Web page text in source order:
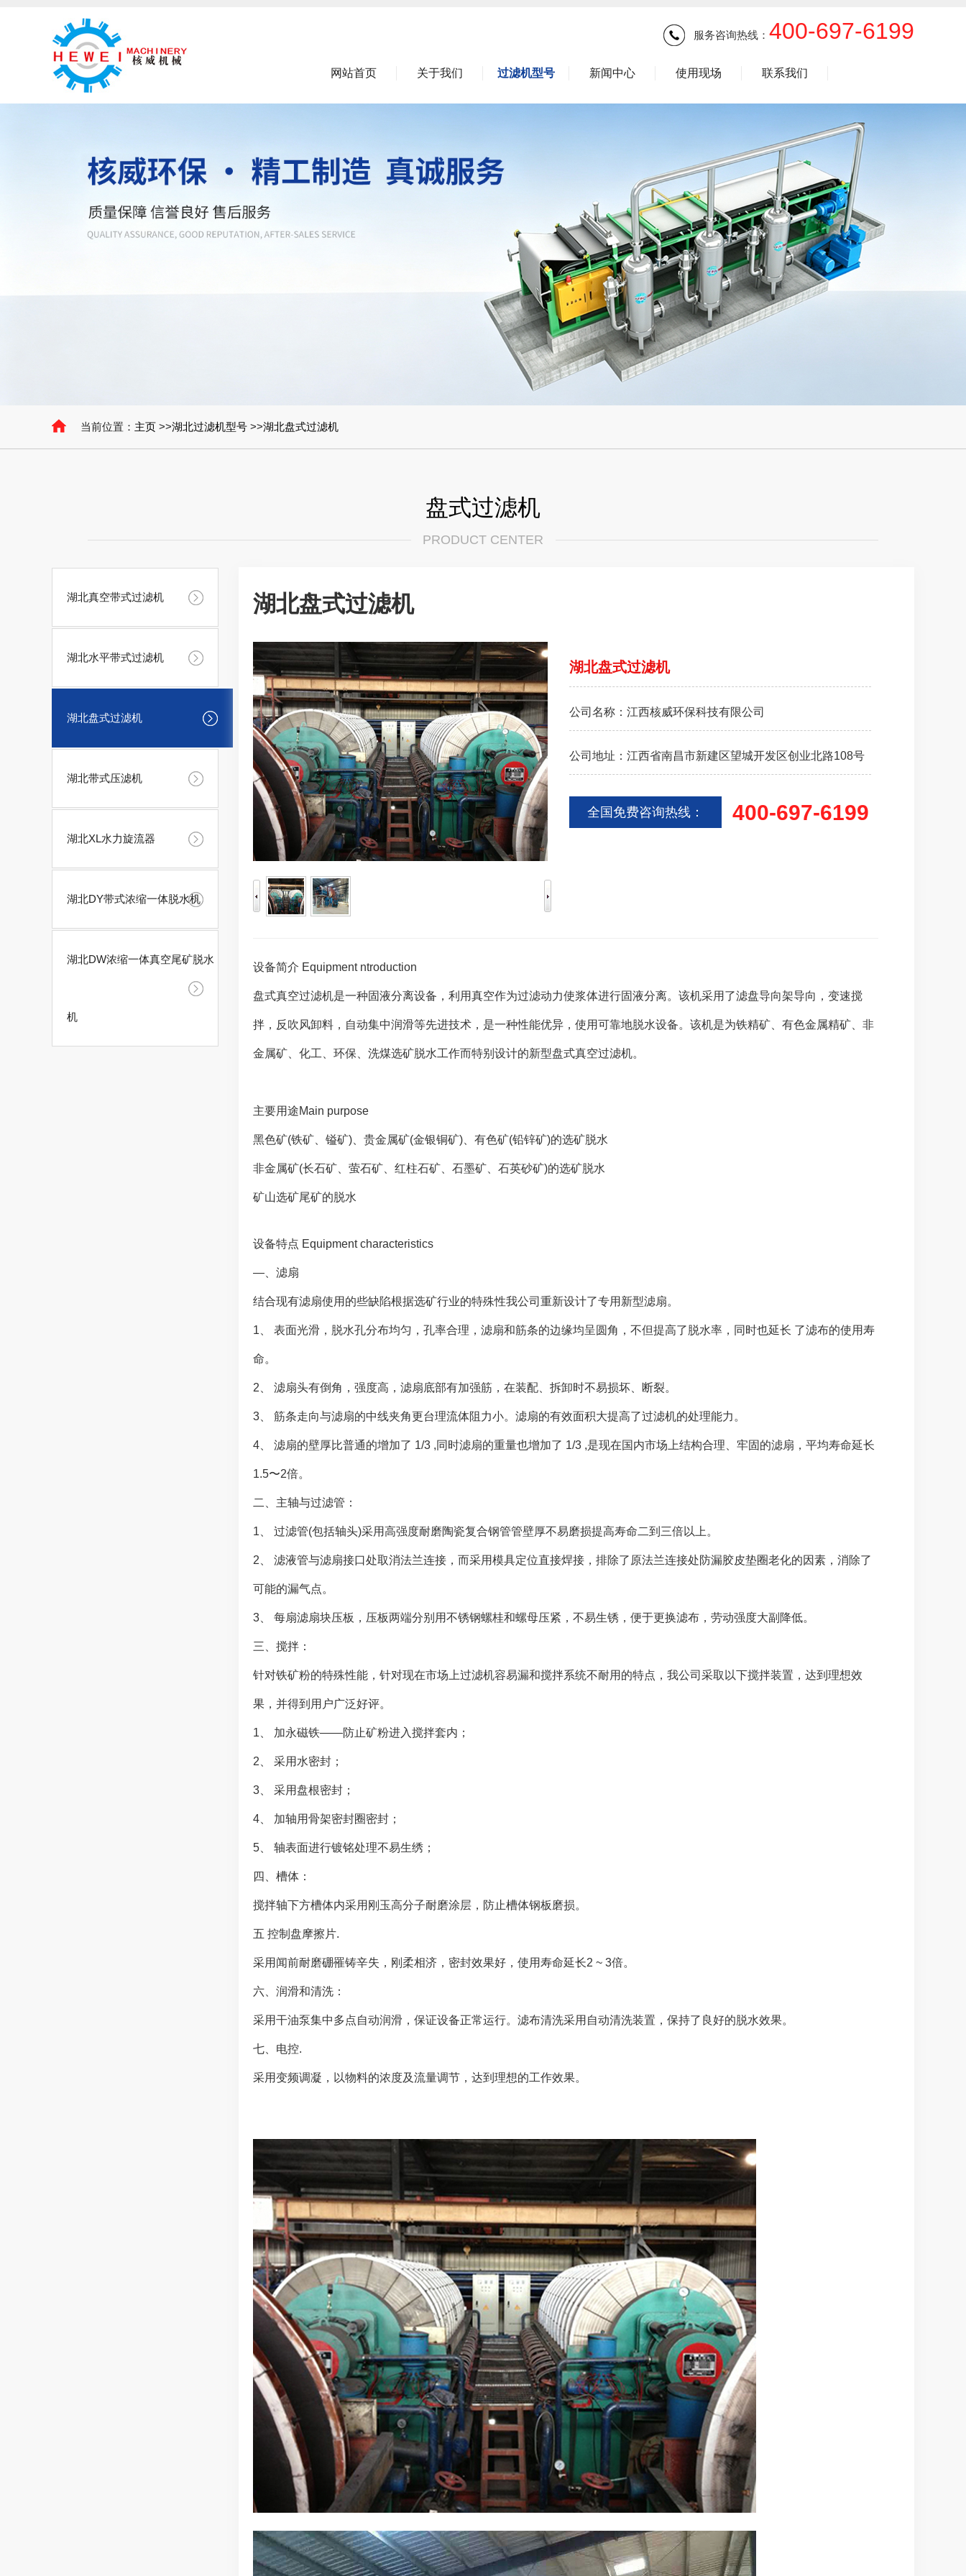
服务咨询热线： 400-697-6199
网站首页 关于我们 过滤机型号 新闻中心 使用现场 联系我们
当前位置： 主页 >>湖北过滤机型号 >>湖北盘式过滤机
盘式过滤机
PRODUCT CENTER
湖北真空带式过滤机
湖北水平带式过滤机
湖北盘式过滤机
湖北带式压滤机
湖北XL水力旋流器
湖北DY带式浓缩一体脱水机
湖北DW浓缩一体真空尾矿脱水
机
湖北盘式过滤机
湖北盘式过滤机
公司名称： 江西核威环保科技有限公司
公司地址： 江西省南昌市新建区望城开发区创业北路108号
全国免费咨询热线： 400-697-6199
设备简介 Equipment ntroduction
盘式真空过滤机是一种固液分离设备，利用真空作为过滤动力使浆体进行固液分离。该机采用了滤盘导向架导向，变速搅
拌，反吹风卸料，自动集中润滑等先进技术，是一种性能优异，使用可靠地脱水设备。该机是为铁精矿、有色金属精矿、非
金属矿、化工、环保、洗煤选矿脱水工作而特别设计的新型盘式真空过滤机。
主要用途Main purpose
黑色矿(铁矿、镒矿)、贵金属矿(金银铜矿)、有色矿(铅锌矿)的选矿脱水
非金属矿(长石矿、萤石矿、红柱石矿、石墨矿、石英砂矿)的选矿脱水
矿山选矿尾矿的脱水
设备特点 Equipment characteristics
—、滤扇
结合现有滤扇使用的些缺陷根据选矿行业的特殊性我公司重新设计了专用新型滤扇。
1、 表面光滑，脱水孔分布均匀，孔率合理，滤扇和筋条的边缘均呈圆角，不但提高了脱水率，同时也延长 了滤布的使用寿
命。
2、 滤扇头有倒角，强度高，滤扇底部有加强筋，在装配、拆卸时不易损坏、断裂。
3、 筋条走向与滤扇的中线夹角更台理流体阻力小。滤扇的有效面积大提高了过滤机的处理能力。
4、 滤扇的壁厚比普通的增加了 1/3 ,同时滤扇的重量也增加了 1/3 ,是现在国内市场上结构合理、牢固的滤扇，平均寿命延长
1.5〜2倍。
二、主轴与过滤管：
1、 过滤管(包括轴头)采用高强度耐磨陶瓷复合钢管管壁厚不易磨损提高寿命二到三倍以上。
2、 滤液管与滤扇接口处取消法兰连接，而采用模具定位直接焊接，排除了原法兰连接处防漏胶皮垫圈老化的因素，消除了
可能的漏气点。
3、 每扇滤扇块压板，压板两端分别用不锈钢螺桂和螺母压紧，不易生锈，便于更换滤布，劳动强度大副降低。
三、搅拌：
针对铁矿粉的特殊性能，针对现在市场上过滤机容易漏和搅拌系统不耐用的特点，我公司采取以下搅拌装置，达到理想效
果，并得到用户广泛好评。
1、 加永磁铁——防止矿粉进入搅拌套内；
2、 采用水密封；
3、 采用盘根密封；
4、 加轴用骨架密封圈密封；
5、 轴表面进行镀铭处理不易生绣；
四、槽体：
搅拌轴下方槽体内采用刚玉高分子耐磨涂层，防止槽体钢板磨损。
五 控制盘摩擦片.
采用闻前耐磨硼罹铸辛失，刚柔相济，密封效果好，使用寿命延长2 ~ 3倍。
六、润滑和清洗：
采用干油泵集中多点自动润滑，保证设备正常运行。滤布清洗采用自动清洗装置，保持了良好的脱水效果。
七、电控.
采用变频调凝，以物料的浓度及流量调节，达到理想的工作效果。